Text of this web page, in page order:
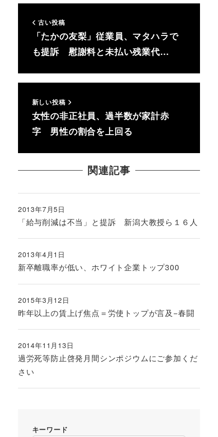
古い投稿
「たかの友梨」従業員、マタハラで
も提訴 慰謝料と未払い残業代…
新しい投稿
女性の非正社員、過半数が家計赤
字 男性の割合を上回る
関連記事
「給与削減は不当」と提訴 新潟大教授ら１６人
投稿日
2013年7月5日
新卒離職率が低い、ホワイト企業トップ300
投稿日
2013年4月1日
昨年以上の賃上げ焦点＝労使トップが言及−春闘
投稿日
2015年3月12日
過労死等防止啓発月間シンポジウムにご参加くだ
さい
投稿日
2014年11月13日
キーワード